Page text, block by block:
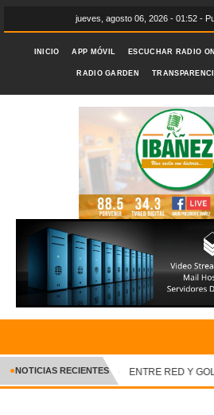
jueves, agosto 06, 2026 - 01:52 -
INICIO APP MÓVIL ESCUCHAR RADIO
RADIO GARDEN
INICIO
CRÓNICA
●NOTICIAS RECIENTES ENTRE RED Y